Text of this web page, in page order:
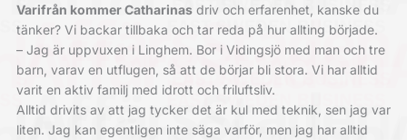
Varifrån kommer Catharinasdriv och erfarenhet, kanske du
tänker? Vi backar tillbaka och tar reda på hur allting började.
– Jag är uppvuxen i Linghem. Bor i Vidingsjö med man och tre
barn, varav en utflugen, så att de börjar bli stora. Vi har alltid
varit en aktiv familj med idrott och friluftsliv.
Alltid drivits av att jag tycker det är kul med teknik, sen jag var
liten. Jag kan egentligen inte säga varför, men jag har alltid